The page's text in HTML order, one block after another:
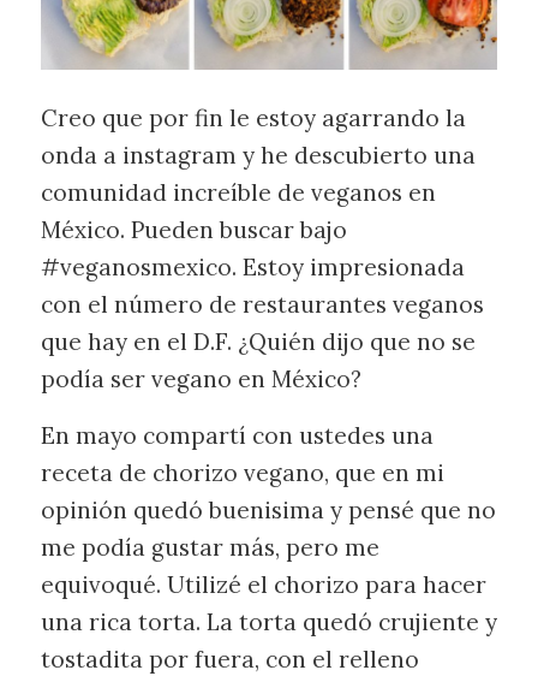
Creo que por fin le estoy agarrando la
onda a instagram y he descubierto una
comunidad increíble de veganos en
México. Pueden buscar bajo
#veganosmexico. Estoy impresionada
con el número de restaurantes veganos
que hay en el D.F. ¿Quién dijo que no se
podía ser vegano en México?
En mayo compartí con ustedes una
receta de chorizo vegano, que en mi
opinión quedó buenisima y pensé que no
me podía gustar más, pero me
equivoqué. Utilizé el chorizo para hacer
una rica torta. La torta quedó crujiente y
tostadita por fuera, con el relleno